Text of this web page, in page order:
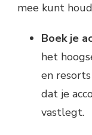
mee kunt
Boek je
het
en
dat je
vastlegt.